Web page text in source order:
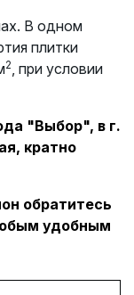
В одном
плитки
2 , при условии
"Выбор", в г.
кратно
обратитесь
удобным